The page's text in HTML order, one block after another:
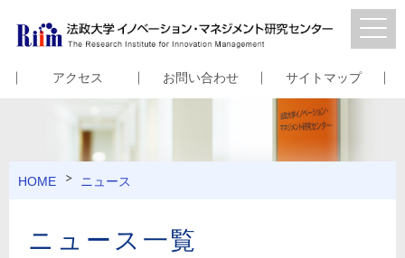
アクセス お問い合わせ サイトマップ
HOME ニュース
ニュース一覧